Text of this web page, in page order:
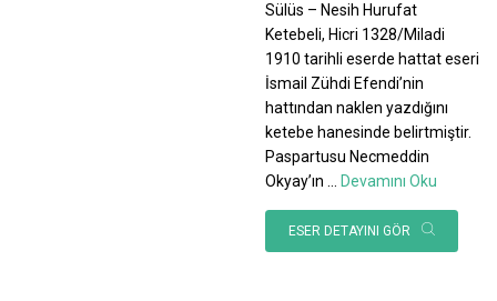
Sülüs – Nesih Hurufat
Ketebeli, Hicri 1328/Miladi
1910 tarihli eserde hattat eseri
İsmail Zühdi Efendi’nin
hattından naklen yazdığını
ketebe hanesinde belirtmiştir.
Paspartusu Necmeddin
Okyay’ın
Devamını Oku
ESER DETAYINI GÖR